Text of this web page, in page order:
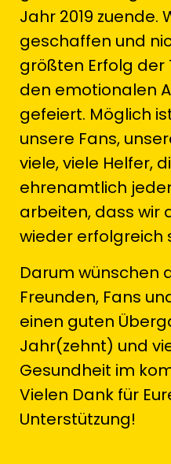
Jahr 2019 zuende.
geschaffen und
größten Erfolg
den emotionalen
gefeiert. Möglich
unsere Fans,
viele, viele Helfer,
ehrenamtlich
arbeiten, dass wir
wieder erfolgreich
Darum wünschen
Freunden, Fans
einen guten
Jahr(zehnt) und
Gesundheit im
Vielen Dank für
Unterstützung!